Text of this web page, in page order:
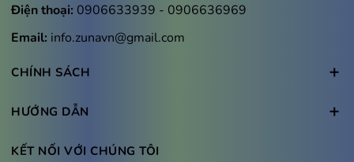
Điện thoại: 0906633939 - 0906636969
Email: info.zunavn@gmail.com
CHÍNH SÁCH
HƯỚNG DẪN
KẾT NỐI VỚI CHÚNG TÔI